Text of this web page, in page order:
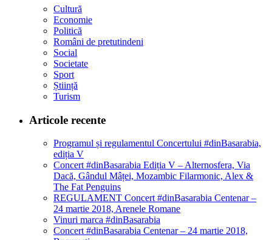
Cultură
Economie
Politică
Români de pretutindeni
Social
Societate
Sport
Știință
Turism
Articole recente
Programul și regulamentul Concertului #dinBasarabia,
ediția V
Concert #dinBasarabia Ediția V – Alternosfera, Via
Dacă, Gândul Mâței, Mozambic Filarmonic, Alex &
The Fat Penguins
REGULAMENT Concert #dinBasarabia Centenar –
24 martie 2018, Arenele Romane
Vinuri marca #dinBasarabia
Concert #dinBasarabia Centenar – 24 martie 2018,